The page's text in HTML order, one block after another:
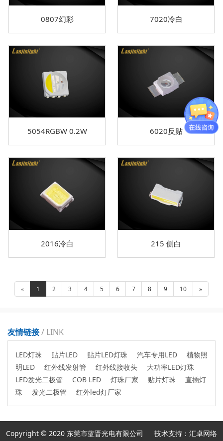
0807幻彩 7020冷白
5054RGBW 0.2W 6020反贴
2016冷白 215 侧白
« 1 2 3 4 5 6 7 8 9 10 »
友情链接/ LINK
LED灯珠 贴片LED 贴片LED灯珠 汽车专用LED
植物照
明LED
红外线发射管 红外线接收头
大功率LED灯珠
LED发光二极管
COB LED 灯珠厂家 贴片灯珠
直插灯
珠
发光二极管 红外led灯厂家
Copyright © 2020 东莞市蓝晋光电有限公司 技术支持：汇卓网络